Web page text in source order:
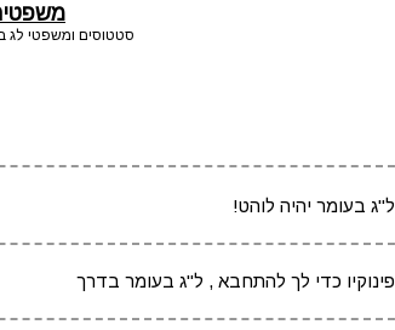
סטטוסים ומשפטי לג
ל"ג בעומר יהיה לוהט!
פינוקיו כדי לך להתחבא , ל"ג בעומר בדרך